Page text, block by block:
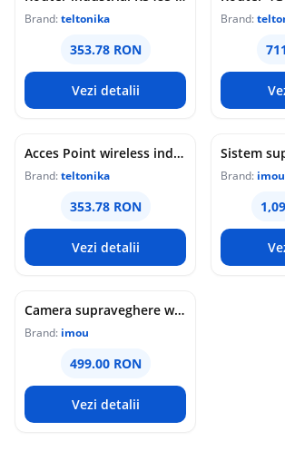
Brand:teltonika
353.78 RON
Vezi detalii
Brand:
Acces Point wireless industrial Teltonika DAP145, RS485, WiFi 4, Mesh, STA, 1x antena RP-SMA, 2x LAN 10/100 Mbps, PoE pasiv, sina DIN
Brand:teltonika
353.78 RON
Vezi detalii
Brand: imou
Camera supraveghere wireless IP PT Imou Titan Pro 4G LTE Active Deterrence IPC-U7LP-6T0T, 6 MP, 3.6 mm, IR 30 m, microfon si difuzor, slot card, night vision color, auto-tracking, detectie miscare, alarma, PoE
Brand: imou
499.00 RON
Vezi detalii